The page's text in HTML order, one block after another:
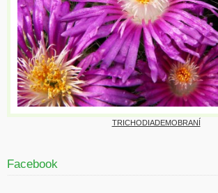
TRICHODIADEMOBRANÍ
Facebook